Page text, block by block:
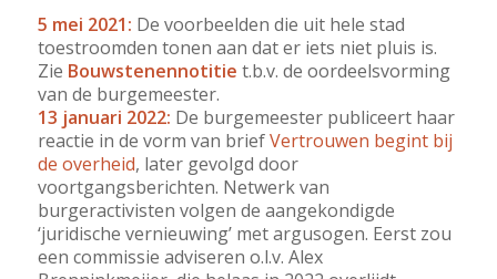
5 mei 2021: De voorbeelden die uit hele stad
toestroomden tonen aan dat er iets niet pluis is.
Zie Bouwstenennotitie t.b.v. de oordeelsvorming
van de burgemeester.
13 januari 2022: De burgemeester publiceert haar
reactie in de vorm van briefVertrouwen begint bij
de overheid, later gevolgd door
voortgangsberichten. Netwerk van
burgeractivisten volgen de aangekondigde
‘juridische vernieuwing’ met argusogen. Eerst zou
een commissie adviseren o.l.v. Alex